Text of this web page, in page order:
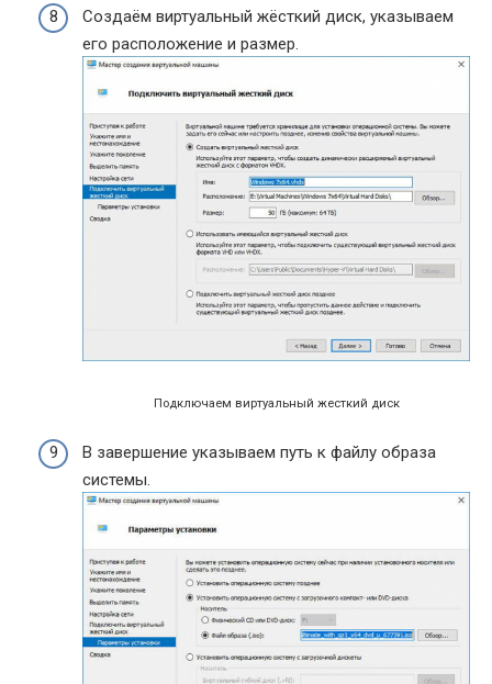
Создаём виртуальный жёсткий диск, указываем
его расположение и размер.
Подключаем виртуальный жесткий диск
В завершение указываем путь к файлу образа
системы.